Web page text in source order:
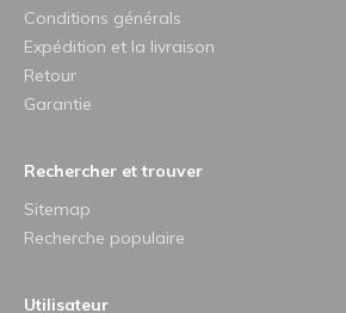
Conditions générals
Expédition et la livraison
Retour
Garantie
Rechercher et trouver
Sitemap
Recherche populaire
Utilisateur